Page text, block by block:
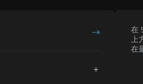
在
上
在